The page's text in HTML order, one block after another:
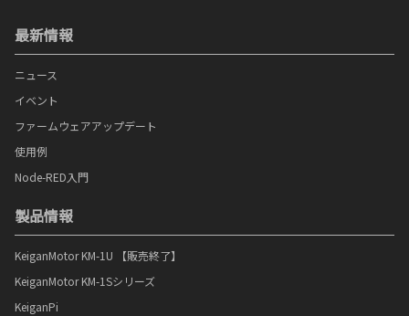
最新情報
ニュース
イベント
ファームウェアアップデート
使用例
Node-RED入門
製品情報
KeiganMotor KM-1U 【販売終了】
KeiganMotor KM-1Sシリーズ
KeiganPi